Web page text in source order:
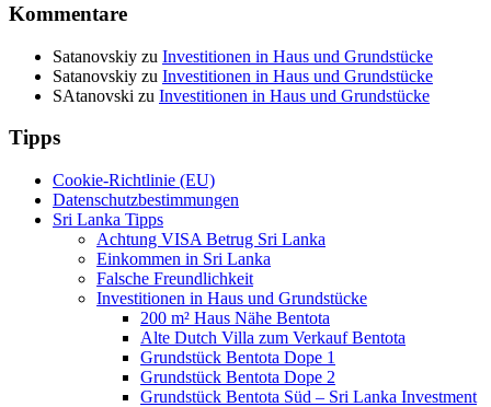
Kommentare
Satanovskiy zu Investitionen in Haus und Grundstücke
Satanovskiy zu Investitionen in Haus und Grundstücke
SAtanovski zu Investitionen in Haus und Grundstücke
Tipps
Cookie-Richtlinie (EU)
Datenschutzbestimmungen
Sri Lanka Tipps
Achtung VISA Betrug Sri Lanka
Einkommen in Sri Lanka
Falsche Freundlichkeit
Investitionen in Haus und Grundstücke
200 m² Haus Nähe Bentota
Alte Dutch Villa zum Verkauf Bentota
Grundstück Bentota Dope 1
Grundstück Bentota Dope 2
Grundstück Bentota Süd – Sri Lanka Investment